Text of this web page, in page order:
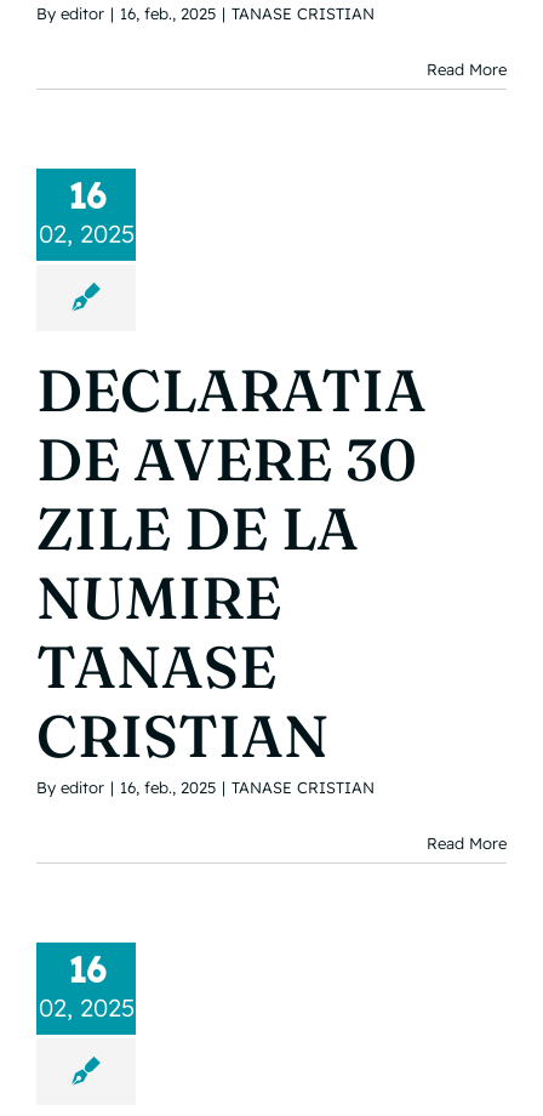
By editor | 16, feb., 2025 | TANASE CRISTIAN
Read More
16
02, 2025
DECLARATIA
DE AVERE 30
ZILE DE LA
NUMIRE
TANASE
CRISTIAN
By editor | 16, feb., 2025 | TANASE CRISTIAN
Read More
16
02, 2025